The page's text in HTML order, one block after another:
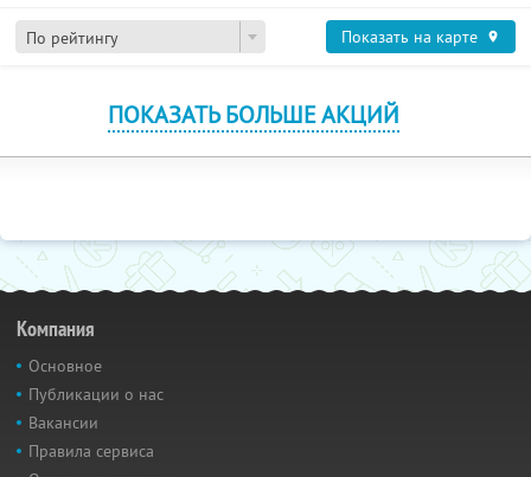
По рейтингу Показать на карте
ПОКАЗАТЬ БОЛЬШЕ АКЦИЙ
Компания
Основное
Публикации о нас
Вакансии
Правила сервиса